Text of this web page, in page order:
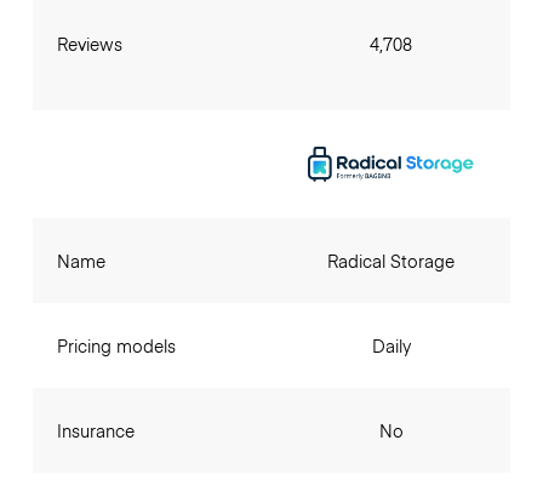
Reviews 4,708
Name
Pricing models
Insurance
Radical Storage
Daily
No